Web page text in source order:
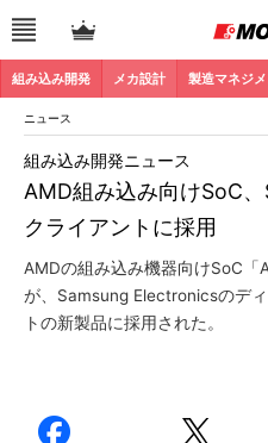
組み込み開発 メカ設計 製造マネジメ
ニュース
AMD組み込み向けSoC
クライアントに採用
組み込み開発ニュース
AMDの組み込み機器向けSoC「
が、Samsung Electronicsのデ
トの新製品に採用された。